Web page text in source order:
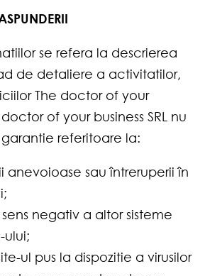
se refera la descrierea
de detaliere a activitatilor,
The doctor of your
doctor of your business SRL nu
referitoare la:
anevoioase sau întreruperii în
negativ a altor sisteme
ului;
ul pus la dispozitie a virusilor